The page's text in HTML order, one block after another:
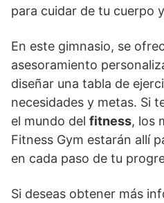
para cuidar de tu cuerpo
En este gimnasio, se
asesoramiento
diseñar una tabla de
necesidades y metas. Si
el mundo del fitness, los
Fitness Gym estarán allí
en cada paso de tu
Si deseas obtener más